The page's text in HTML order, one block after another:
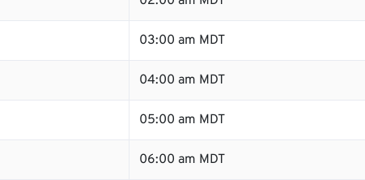
03:00 am MDT
04:00 am MDT
05:00 am MDT
06:00 am MDT